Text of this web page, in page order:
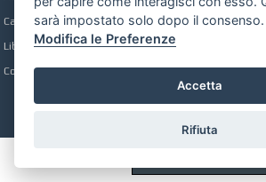
Case Online
Libri Online
Compravendita
sarà impostato solo dopo il consenso.
Modifica le Preferenze
Accetta
Rifiuta